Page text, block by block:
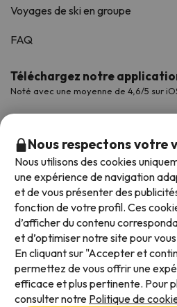
Voyages de ski en groupe
FAQ
Téléchargez notre
Noté avec une moyenne de 4,6/5 sur
Modes de paiement disponibles
Nous respectons votre
Nous utilisons des cookies
une expérience de navigation
et de vous présenter des
fonction de votre profil. Ces
d’afficher du contenu
et d’optimiser notre site pour
En cliquant sur "Accepter et
permettez de vous offrir une
efficace et plus pertinente. Pour
consulter notre Politique de